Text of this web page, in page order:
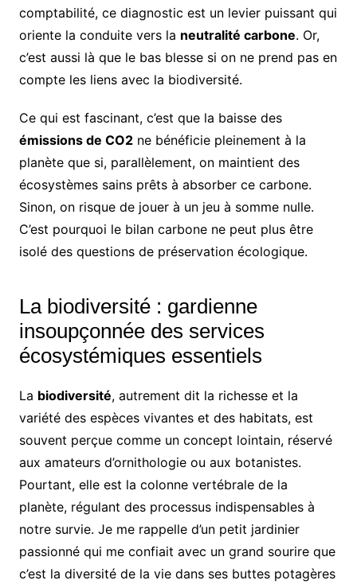
comptabilité, ce diagnostic est un levier puissant qui
oriente la conduite vers la neutralité carbone. Or,
c’est aussi là que le bas blesse si on ne prend pas en
compte les liens avec la biodiversité.
Ce qui est fascinant, c’est que la baisse des
émissions de CO2ne bénéficie pleinement à la
planète que si, parallèlement, on maintient des
écosystèmes sains prêts à absorber ce carbone.
Sinon, on risque de jouer à un jeu à somme nulle.
C’est pourquoi le bilan carbone ne peut plus être
isolé des questions de préservation écologique.
La biodiversité : gardienne
insoupçonnée des services
écosystémiques essentiels
La biodiversité, autrement dit la richesse et la
variété des espèces vivantes et des habitats, est
souvent perçue comme un concept lointain, réservé
aux amateurs d’ornithologie ou aux botanistes.
Pourtant, elle est la colonne vertébrale de la
planète, régulant des processus indispensables à
notre survie. Je me rappelle d’un petit jardinier
passionné qui me confiait avec un grand sourire que
c’est la diversité de la vie dans ses buttes potagères